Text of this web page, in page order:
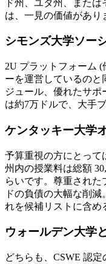
ド州、ユタ州、また
は、一見の価値があり
シモンズ大学ソー
2U プラットフォーム
ーを運営しているのと
ジュール、優れたサポ
は約7万ドルで、大手
ケンタッキー大学
予算重視の方にとって
州内の授業料は総額
らいです。尊重され
ドの負債の大幅な削
れを候補リストに含め
ウォールデン大学
どちらも、CSWE 認